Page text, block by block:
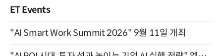
ET Events
"AI Smart Work Summit 2026" 9월 11일 개최